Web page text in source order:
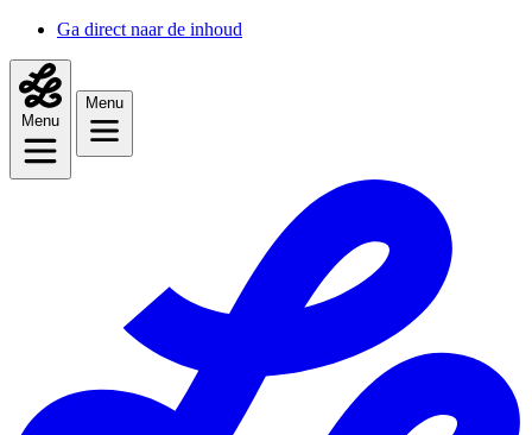
Ga direct naar de inhoud
Menu
Menu